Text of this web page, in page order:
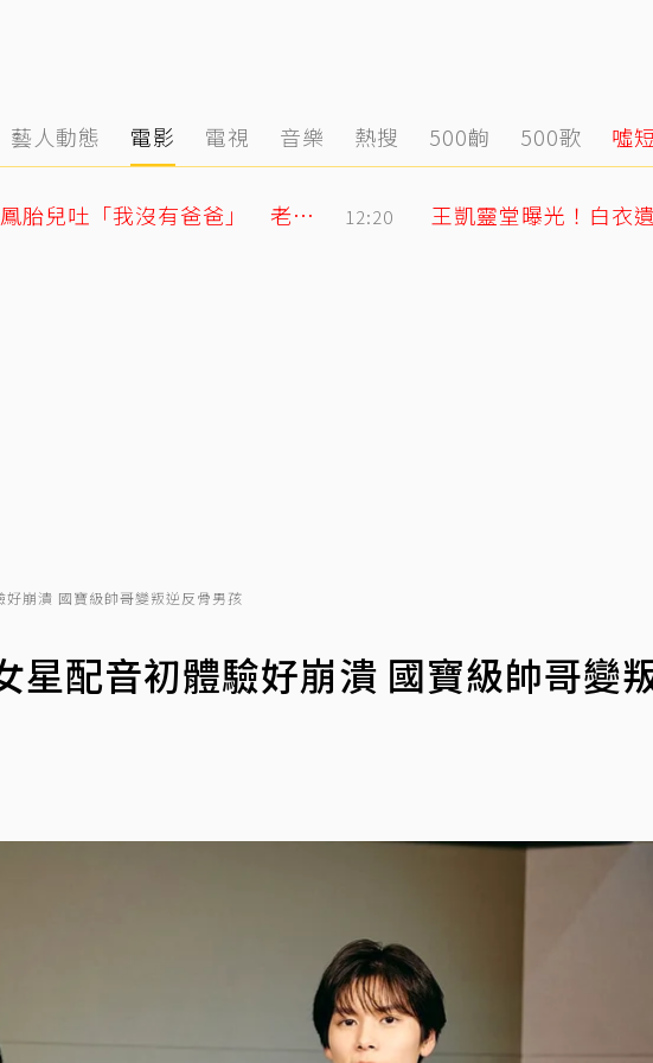
藝人動態 電影 電視 音樂 熱搜 500齣 500歌 噓
明金成走後第4個父親節！龍鳳胎兒吐「我沒有爸爸」 老師暖回一句話全網鼻酸 12:20 王凱靈堂曝光！白衣
崩潰 國寶級帥哥變叛逆反骨男孩
星配音初體驗好崩潰 國寶級帥哥變